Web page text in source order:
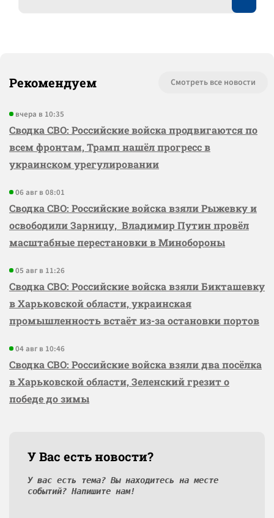
Рекомендуем Смотреть все новости
вчера в 10:35
Сводка СВО: Российские войска продвигаются по
всем фронтам, Трамп нашёл прогресс в
украинском урегулировании
06 авг в 08:01
Сводка СВО: Российские войска взяли Рыжевку и
освободили Зарницу, Владимир Путин провёл
масштабные перестановки в Минобороны
05 авг в 11:26
Сводка СВО: Российские войска взяли Бикташевку
в Харьковской области, украинская
промышленность встаёт из-за остановки портов
04 авг в 10:46
Сводка СВО: Российские войска взяли два посёлка
в Харьковской области, Зеленский грезит о
победе до зимы
У Вас есть новости?
У вас есть тема? Вы находитесь на месте
событий? Напишите нам!